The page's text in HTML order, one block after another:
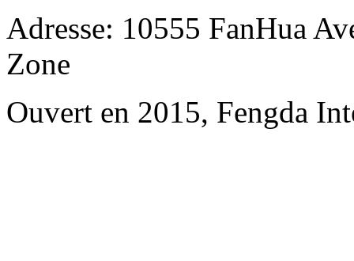
Adresse: 10555 FanHua
Zone
Ouvert en 2015, Fengda